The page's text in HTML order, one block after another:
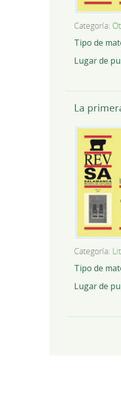
Categoría:
Tipo de
Lugar de
La
Categoría:
Tipo de
Lugar de